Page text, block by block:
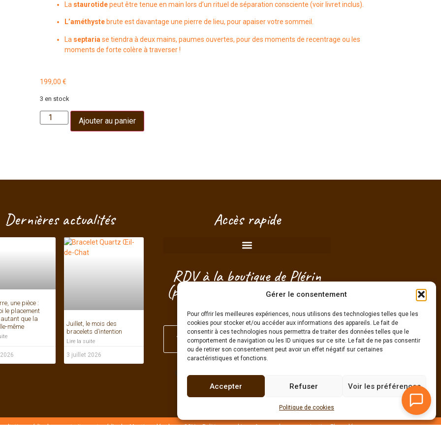
Gérer le consentement
Pour offrir les meilleures expériences, nous utilisons des technologies telles que les
cookies pour stocker et/ou accéder aux informations des appareils. Le fait de
consentir à ces technologies nous permettra de traiter des données telles que le
comportement de navigation ou les ID uniques sur ce site. Le fait de ne pas consentir
ou de retirer son consentement peut avoir un effet négatif sur certaines
caractéristiques et fonctions.
Accepter Refuser Voir les préférences
Politique de cookies
La staurotidepeut être tenue en main lors d’un rituel de séparation consciente (voir livret inclus).
L’améthystebrute est davantage une pierre de lieu, pour apaiser votre sommeil.
La septaria se tiendra à deux mains, paumes ouvertes, pour des moments de recentrage ou les
moments de forte colère à traverser !
199,00 €
3 en stock
Ajouter au panier
Dernières actualités
une pièce :
le placement
que la
même
bracelets d’intention
Lire la suite
Accès rapide
RDV à la boutique de Plérin
(proche Saint-Brieuc) - Côtes
d'Armor - Bretagne
Je choisis mon créneau pour passer sans
engagement !
g
médicale ou un traitement médical –Mentions légales–CGV–Politique cookies–Agence de communication Elyazalée
moi vos questions, je suis là pour